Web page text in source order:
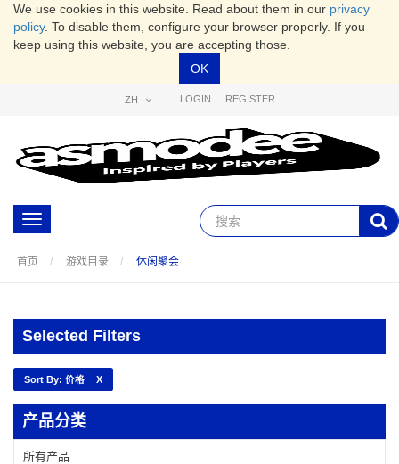
We use cookies in this website. Read about them in our privacy
policy. To disable them, configure your browser properly. If you
keep using this website, you are accepting those.
OK
ZH LOGIN REGISTER
Toggle
navigation
首页 游戏目录 休闲聚会
Selected Filters
Sort By: 价格 X
产品分类
所有产品